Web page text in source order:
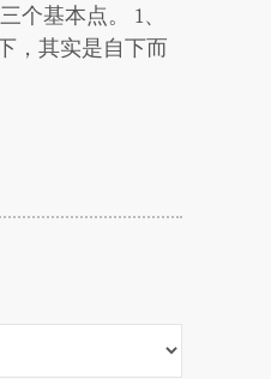
个基本点。 1、
，其实是自下而